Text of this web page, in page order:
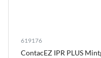
619176
ContacEZ IPR PLUS